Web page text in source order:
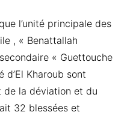
l’unité principale des
, « Benattallah
« Guettouche
d’El Kharoub sont
de la déviation et du
32 blessées et